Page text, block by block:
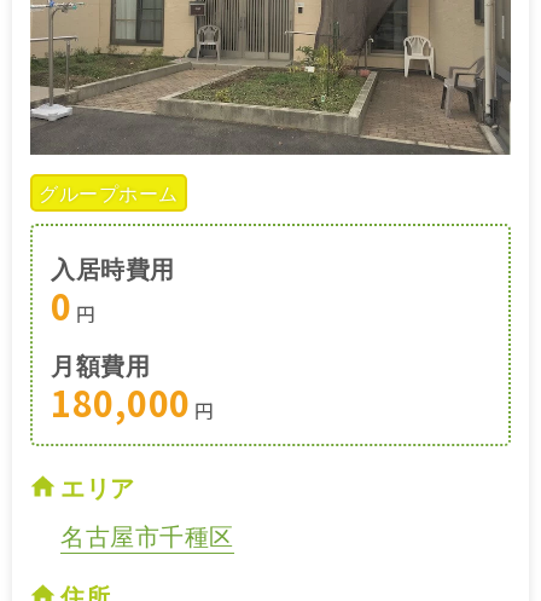
グループホーム
入居時費用
0 円
月額費用
180,000 円
エリア
名古屋市千種区